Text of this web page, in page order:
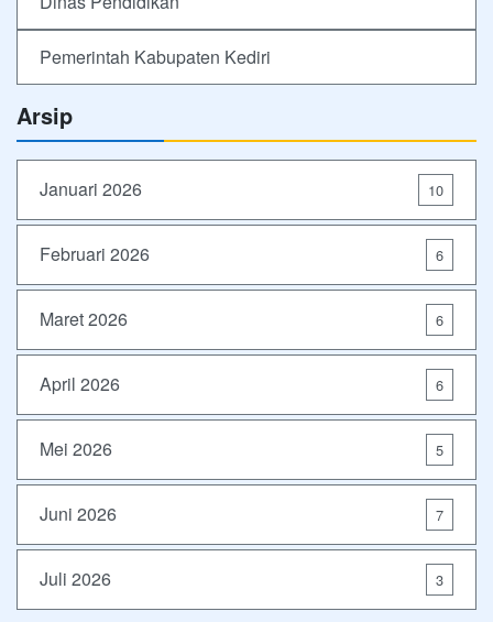
Pemerintah Kabupaten Kediri
Arsip
Januari 2026 10
Februari 2026 6
Maret 2026 6
April 2026 6
Mei 2026 5
Juni 2026 7
Juli 2026 3